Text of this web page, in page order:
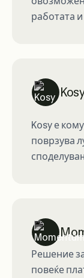
работата
Kosy е
поврзува
Решение
повеќе